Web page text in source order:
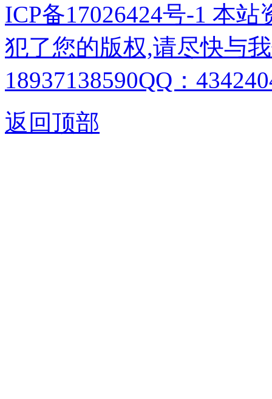
ICP备17026424号-1 本
犯了您的版权,请尽快与
18937138590QQ：
返回顶部